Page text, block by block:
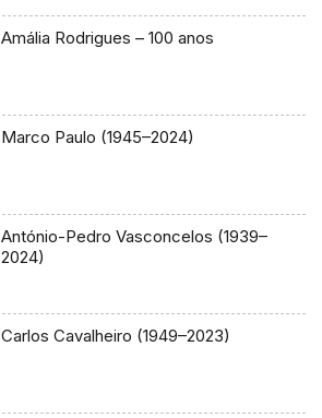
Amália Rodrigues – 100 anos
Marco Paulo (1945–2024)
António-Pedro Vasconcelos (1939–
2024)
Carlos Cavalheiro (1949–2023)